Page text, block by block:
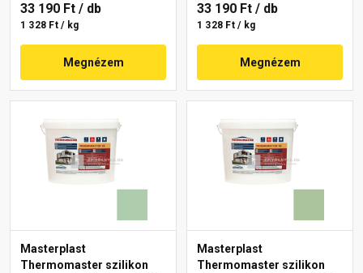
33 190 Ft / db
1 328 Ft / kg
Megnézem
33 190 Ft / db
1 328 Ft / kg
Megnézem
Masterplast
Thermomaster szilikon
Masterplast
Thermomaster szilikon